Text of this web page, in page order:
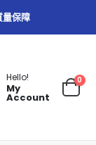
量保障
Hello!
My
Account
0